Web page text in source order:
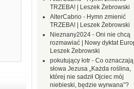
TRZEBA! | Leszek Żebrowski
AlterCabrio - Hymn zmienić
TRZEBA! | Leszek Żebrowski
Nieznany2024 - Oni nie chcą
rozmawiać | Nowy dyktat
Leszek Żebrowski
pokutujący łotr - Co oznaczają
słowa Jezusa „Każda roślina,
której nie sadził Ojciec mój
niebieski, będzie wyrwana”?